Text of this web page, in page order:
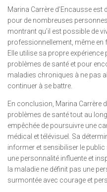
Marina Carrère d’Encausse est
pour de nombreuses
montrant qu’il est possible de
professionnellement, même en
Elle utilise sa propre
problèmes de santé et pour
maladies chroniques à ne pas
continuer à se battre.
En conclusion, Marina Carrère
problèmes de santé tout au
empêchée de poursuivre une
médical et télévisuel. Sa
informer et sensibiliser le
une personnalité influente et
la maladie ne définit pas une
surmontée avec courage et